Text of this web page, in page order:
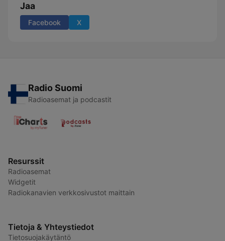
Jaa
Facebook X
Radio Suomi
Radioasemat ja podcastit
Resurssit
Radioasemat
Widgetit
Radiokanavien verkkosivustot maittain
Tietoja & Yhteystiedot
Tietosuojakäytäntö